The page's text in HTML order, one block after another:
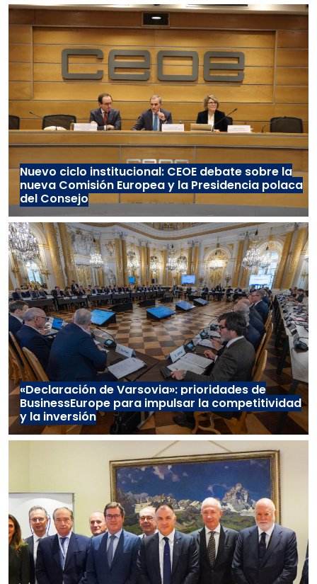
Nuevo ciclo institucional: CEOE debate sobre la
nueva Comisión Europea y la Presidencia polaca
del Consejo
«Declaración de Varsovia»: prioridades de
BusinessEurope para impulsar la competitividad
y la inversión